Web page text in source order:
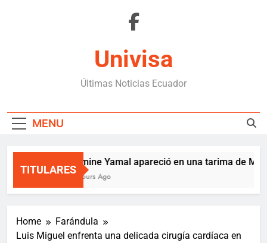
Univisa
Últimas Noticias Ecuador
MENU
TITULARES
Lamine Yamal apareció en una tarima de
2 Hours Ago
Home
Farándula
Luis Miguel enfrenta una delicada cirugía cardíaca en